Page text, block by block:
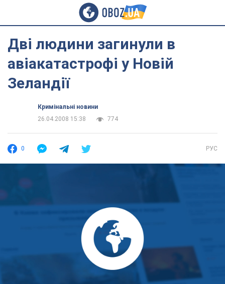
Дві людини загинули в
авіакатастрофі у Новій
Зеландії
Кримінальні новини
26.04.2008 15:38
774
0 РУС